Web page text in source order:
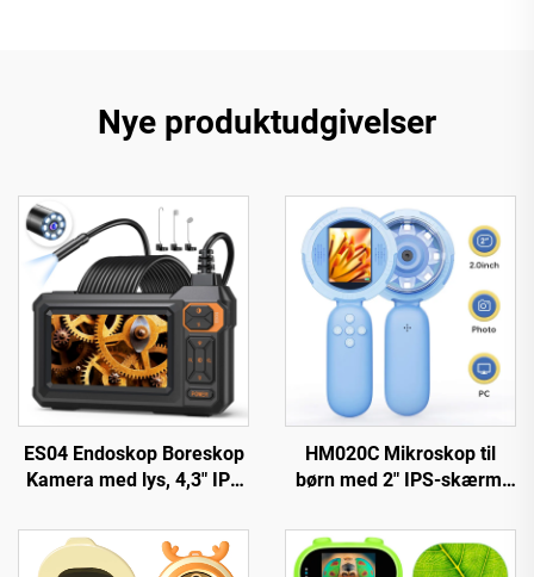
Nye produktudgivelser
ES04 Endoskop Boreskop
Kamera med lys, 4,3" IPS
inspektionskamera, 7,9
mm IP67 vandtæt
HM020C Mikroskop til
børn med 2" IPS-skærm,
håndmikroskop med 8
LED'er